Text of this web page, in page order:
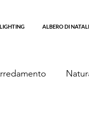
LIGHTING ALBERO DI